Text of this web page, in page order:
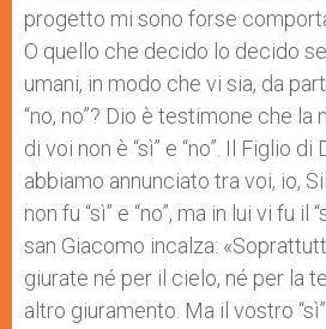
progetto mi sono forse
O quello che decido lo decido
umani, in modo che vi sia, da
“no, no”? Dio è testimone che
di voi non è “sì” e “no”. Il Figlio
abbiamo annunciato tra voi, io,
non fu “sì” e “no”, ma in lui vi fu il
san Giacomo incalza:
giurate né per il cielo, né per la
altro giuramento. Ma il vostro